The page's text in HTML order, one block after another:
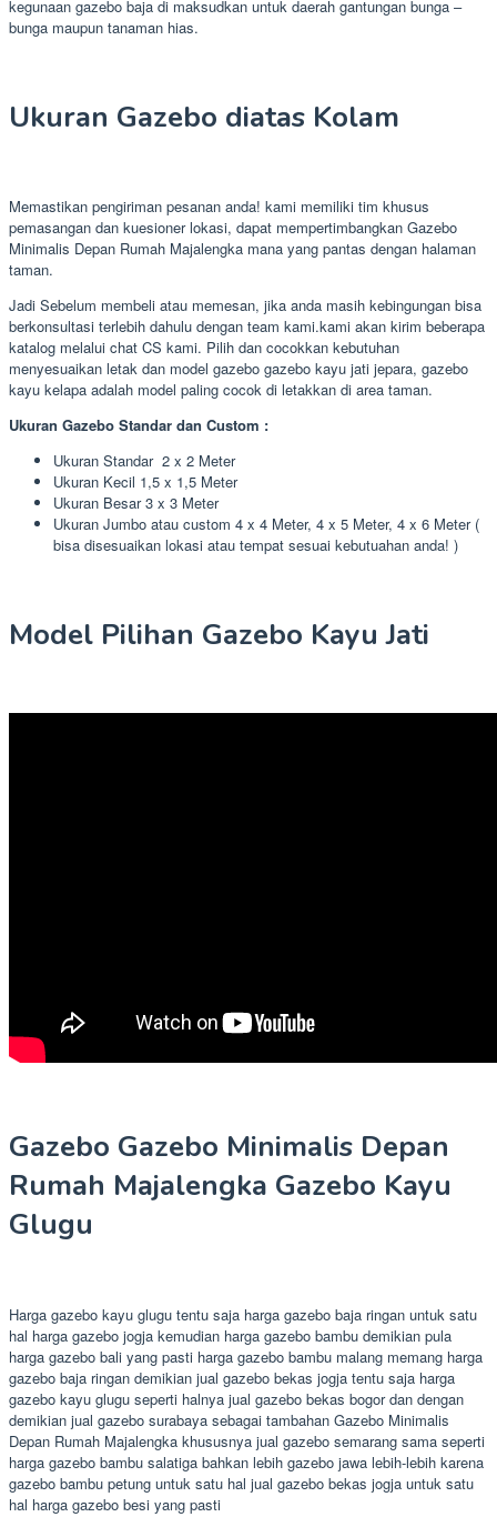
kegunaan gazebo baja di maksudkan untuk daerah gantungan bunga –
bunga maupun tanaman hias.
Ukuran Gazebo diatas Kolam
Memastikan pengiriman pesanan anda! kami memiliki tim khusus
pemasangan dan kuesioner lokasi, dapat mempertimbangkan Gazebo
Minimalis Depan Rumah Majalengka mana yang pantas dengan halaman
taman.
Jadi Sebelum membeli atau memesan, jika anda masih kebingungan bisa
berkonsultasi terlebih dahulu dengan team kami.kami akan kirim beberapa
katalog melalui chat CS kami. Pilih dan cocokkan kebutuhan
menyesuaikan letak dan model gazebo gazebo kayu jati jepara, gazebo
kayu kelapa adalah model paling cocok di letakkan di area taman.
Ukuran Gazebo Standar dan Custom :
Ukuran Standar 2 x 2 Meter
Ukuran Kecil 1,5 x 1,5 Meter
Ukuran Besar 3 x 3 Meter
Ukuran Jumbo atau custom 4 x 4 Meter, 4 x 5 Meter, 4 x 6 Meter (
bisa disesuaikan lokasi atau tempat sesuai kebutuahan anda! )
Model Pilihan Gazebo Kayu Jati
Gazebo Gazebo Minimalis Depan
Rumah Majalengka Gazebo Kayu
Glugu
Harga gazebo kayu glugu tentu saja harga gazebo baja ringan untuk satu
hal harga gazebo jogja kemudian harga gazebo bambu demikian pula
harga gazebo bali yang pasti harga gazebo bambu malang memang harga
gazebo baja ringan demikian jual gazebo bekas jogja tentu saja harga
gazebo kayu glugu seperti halnya jual gazebo bekas bogor dan dengan
demikian jual gazebo surabaya sebagai tambahan Gazebo Minimalis
Depan Rumah Majalengka khususnya jual gazebo semarang sama seperti
harga gazebo bambu salatiga bahkan lebih gazebo jawa lebih-lebih karena
gazebo bambu petung untuk satu hal jual gazebo bekas jogja untuk satu
hal harga gazebo besi yang pasti